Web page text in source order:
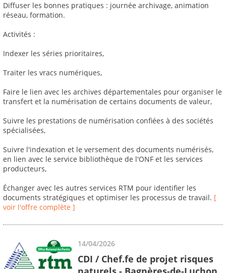
Diffuser les bonnes pratiques : journée archivage, animation
réseau, formation.
Activités :
Indexer les séries prioritaires,
Traiter les vracs numériques,
Faire le lien avec les archives départementales pour organiser le
transfert et la numérisation de certains documents de valeur,
Suivre les prestations de numérisation confiées à des sociétés
spécialisées,
Suivre l'indexation et le versement des documents numérisés,
en lien avec le service bibliothèque de l'ONF et les services
producteurs,
Échanger avec les autres services RTM pour identifier les
documents stratégiques et optimiser les processus de travail. [
voir l'offre complète ]
14/04/2026
CDI / Chef.fe de projet risques